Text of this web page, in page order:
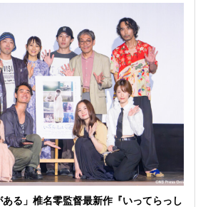
ある」椎名零監督最新作『いってらっし